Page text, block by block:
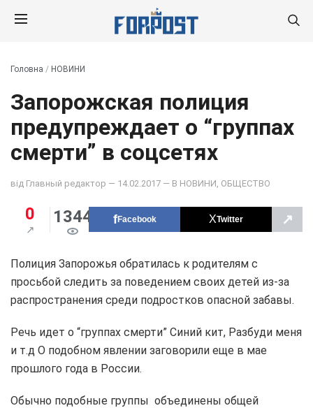
Головна / НОВИНИ
Запорожская полиция
предупреждает о “группах
смерти” в соцсетях
від Главный редактор — 14.02.2017 — В НОВИНИ ОБЩЕСТВО
0 1344 Facebook Twitter ↗
Полиция Запорожья обратилась к родителям с
просьбой следить за поведением своих детей из-за
распространения среди подростков опасной забавы.
Речь идет о “группах смерти” Синий кит, Разбуди меня
и т.д О подобном явлении заговорили еще в мае
прошлого года в России.
Обычно подобные группы объединены общей